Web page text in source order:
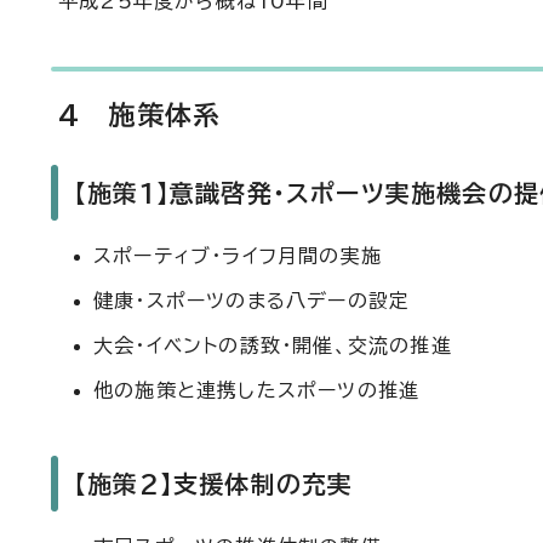
4 施策体系
【施策1】意識啓発・スポーツ実施機会の
スポーティブ・ライフ月間の実施
健康・スポーツのまる八デーの設定
大会・イベントの誘致・開催、交流の推進
他の施策と連携したスポーツの推進
【施策2】支援体制の充実